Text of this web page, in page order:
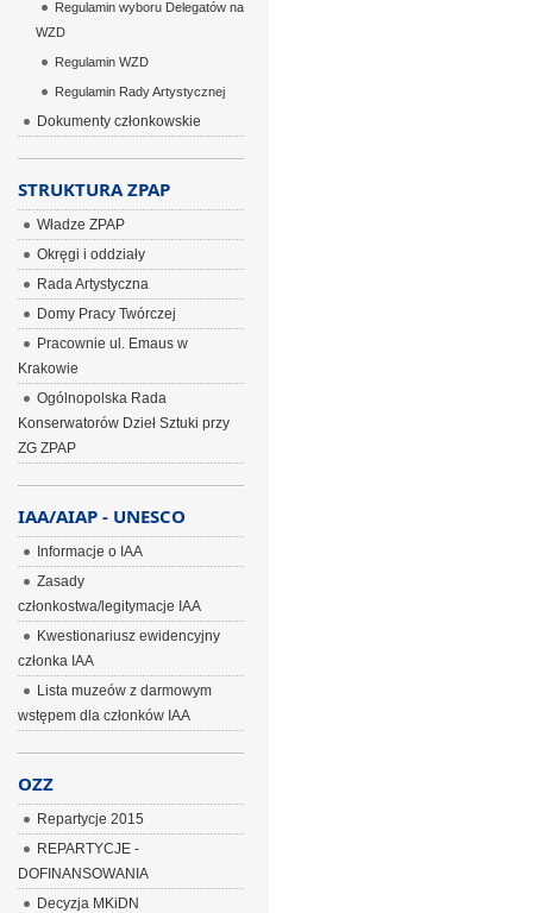
Regulamin wyboru Delegatów na
WZD
Regulamin WZD
Regulamin Rady Artystycznej
Dokumenty członkowskie
STRUKTURA ZPAP
Władze ZPAP
Okręgi i oddziały
Rada Artystyczna
Domy Pracy Twórczej
Pracownie ul. Emaus w
Krakowie
Ogólnopolska Rada
Konserwatorów Dzieł Sztuki przy
ZG ZPAP
IAA/AIAP - UNESCO
Informacje o IAA
Zasady
członkostwa/legitymacje IAA
Kwestionariusz ewidencyjny
członka IAA
Lista muzeów z darmowym
wstępem dla członków IAA
OZZ
Repartycje 2015
REPARTYCJE -
DOFINANSOWANIA
Decyzja MKiDN